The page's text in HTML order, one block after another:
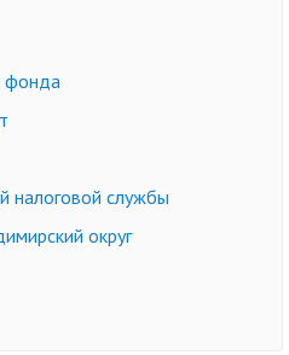
фонда
налоговой службы
округ